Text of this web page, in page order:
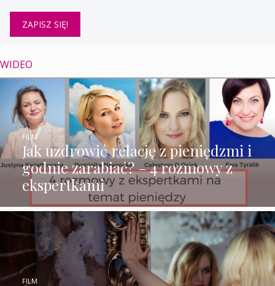
WIDEO
Jak uzdrowić relację z pieniędzmi i
godnie zarabiać? – 4 rozmowy z
ekspertkami
FILM
FILM